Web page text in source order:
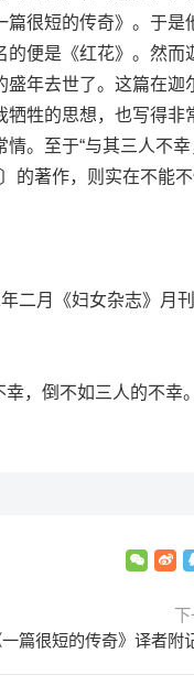
很短的传奇》。于是
的便是《红花》。然而
盛年去世了。这篇在迦
牲的思想，也写得非
。至于“与其三人不幸
的著作，则实在不能
二月《妇女杂志》月
，倒不如三人的不幸